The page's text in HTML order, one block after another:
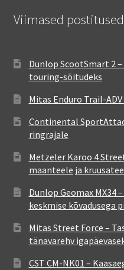
Viimased postitused
Dunlop ScootSmart 2
touring-sõitudeks
Mitas Enduro Trail-
Continental
ringrajale
Metzeler Karoo 4
maanteele ja
Dunlop Geomax MX34
keskmise kõvadusega
Mitas Street Force –
tänavarehv
CST CM-NK01 –